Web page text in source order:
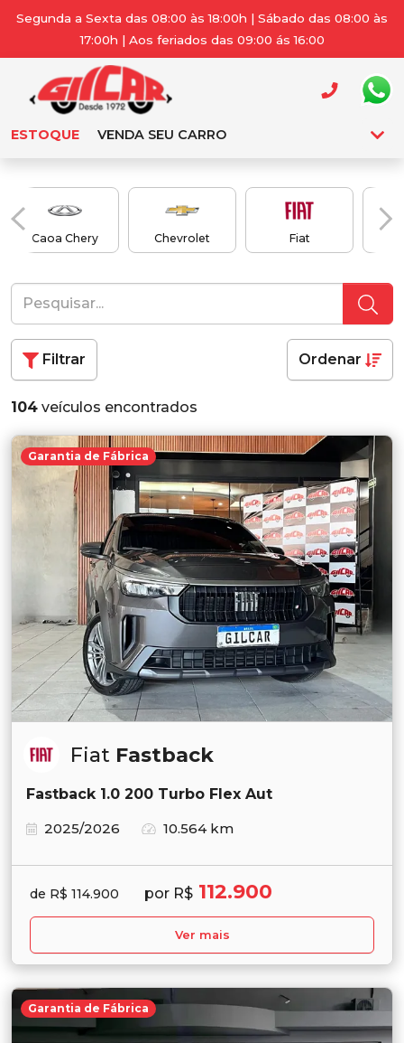
Segunda a Sexta das 08:00 às 18:00h | Sábado das 08:00 às
17:00h | Aos feriados das 09:00 ás 16:00
ESTOQUE VENDA SEU CARRO
Caoa Chery Chevrolet Fiat
Filtrar Ordenar
104 veículos encontrados
Garantia de Fábrica
Fiat Fastback
Fastback 1.0 200 Turbo Flex Aut
2025/2026
10.564 km
de R$ 114.900 por R$ 112.900
Ver mais
Garantia de Fábrica